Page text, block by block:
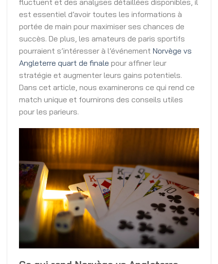
fluctuent et des analyses détaillées disponibles, il
est essentiel d’avoir toutes les informations à
portée de main pour maximiser ses chances de
succès. De plus, les amateurs de paris sportifs
pourraient s’intéresser à l’événement Norvège vs
Angleterre quart de finale pour affiner leur
stratégie et augmenter leurs gains potentiels.
Dans cet article, nous examinerons ce qui rend ce
match unique et fournirons des conseils utiles
pour les parieurs.